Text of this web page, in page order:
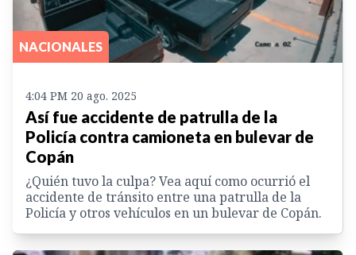
NACIONALES
4:04 PM 20 ago. 2025
Así fue accidente de patrulla de la
Policía contra camioneta en bulevar de
Copán
¿Quién tuvo la culpa? Vea aquí como ocurrió el
accidente de tránsito entre una patrulla de la
Policía y otros vehículos en un bulevar de Copán.